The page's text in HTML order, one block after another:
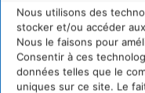
Nous utilisons des
stocker et/ou accéder
Nous le faisons pour
Consentir à ces
données telles que le
uniques sur ce site. Le